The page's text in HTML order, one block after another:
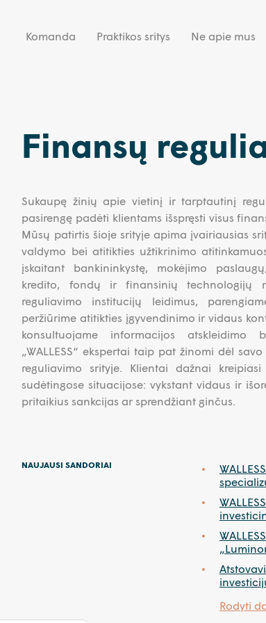
Komanda Praktikos sritys Ne apie mus
Finansų
Sukaupę žinių apie vietinį ir tarptautinį
pasirengę padėti klientams išspręsti visus
Mūsų patirtis šioje srityje apima įvairiausias
valdymo bei atitikties užtikrinimo
įskaitant bankininkystę, mokėjimo
kredito, fondų ir finansinių technologijų
reguliavimo institucijų leidimus,
peržiūrime atitikties įgyvendinimo ir vidaus
konsultuojame informacijos atskleidimo
„WALLESS“ ekspertai taip pat žinomi dėl
reguliavimo srityje. Klientai dažnai kreipiasi
sudėtingose situacijose: vykstant vidaus ir
pritaikius sankcijas ar sprendžiant ginčus.
NAUJAUSI SANDORIAI
Rodyti